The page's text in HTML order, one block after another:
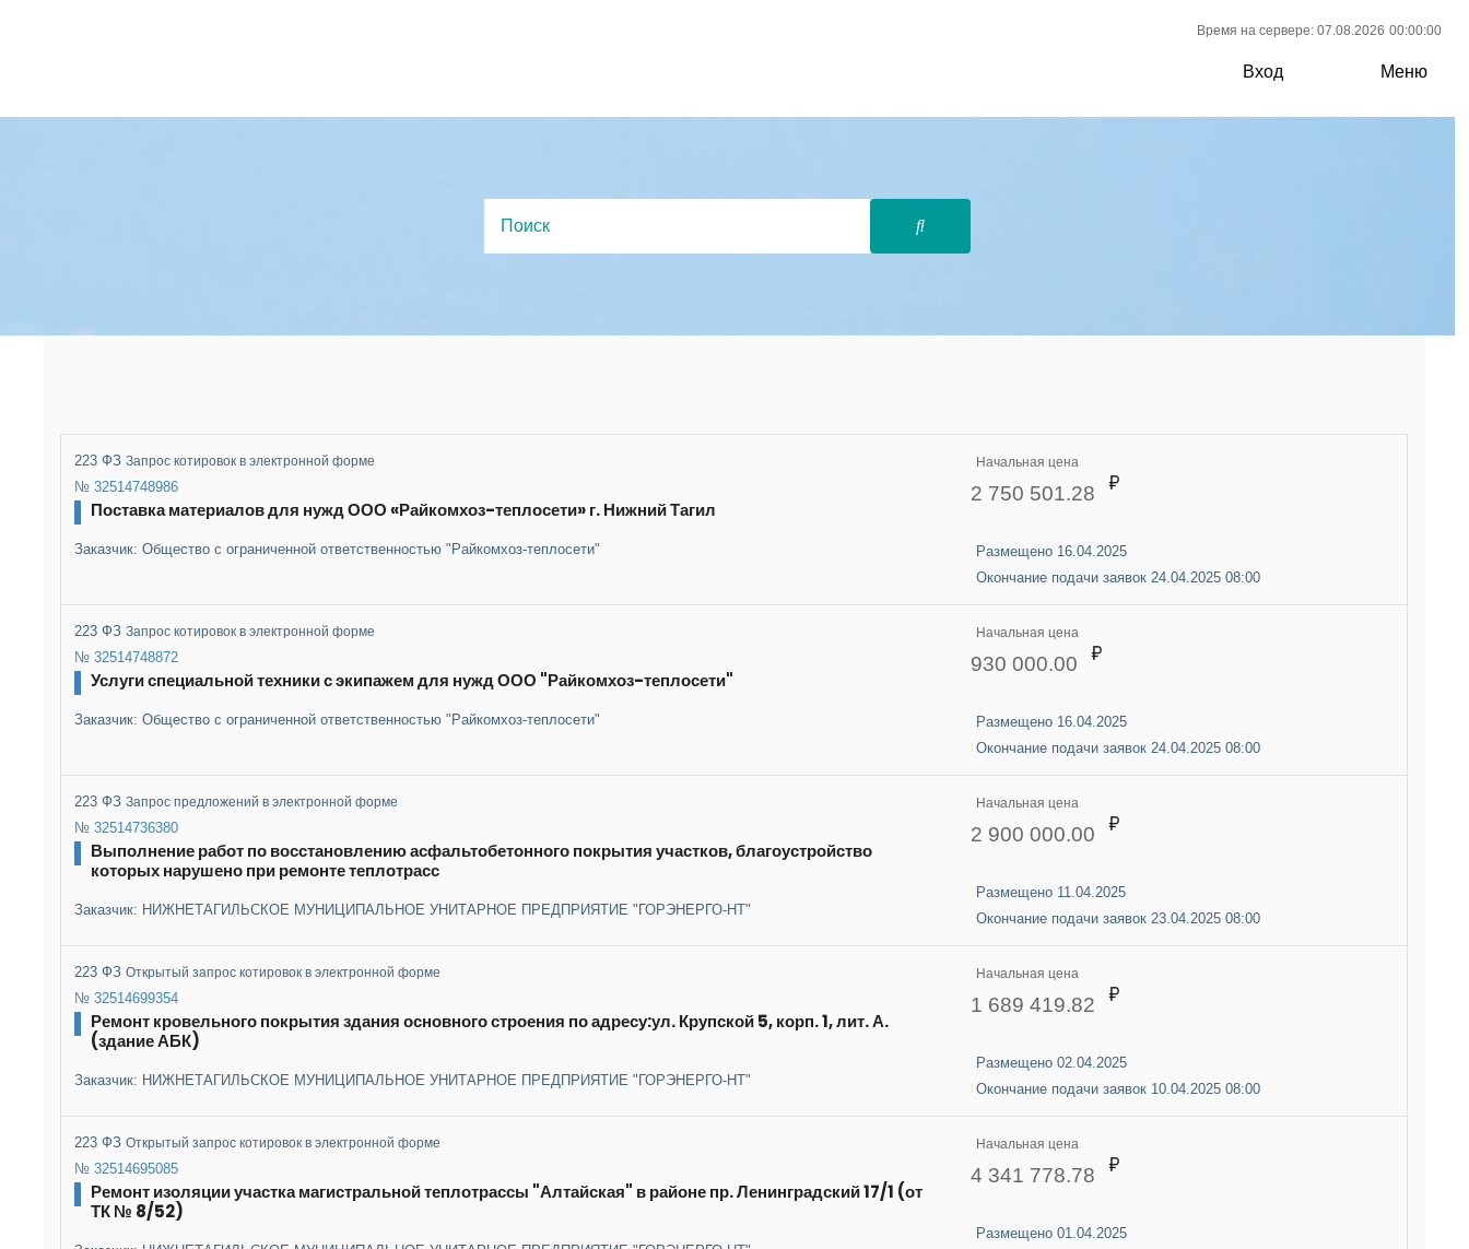
Время на сервере: 07.08.2026 00:00:00
Вход Меню
223 ФЗЗапрос котировок в электронной форме
№ 32514748986
Поставка материалов для нужд ООО «Райкомхоз-теплосети» г. Нижний Тагил
Заказчик: Общество с ограниченной ответственностью "Райкомхоз-теплосети"
Начальная цена
2 750 501.28
Размещено 16.04.2025
Окончание подачи заявок 24.04.2025 08:00
223 ФЗЗапрос котировок в электронной форме
№ 32514748872
Услуги специальной техники с экипажем для нужд ООО "Райкомхоз-теплосети"
Заказчик: Общество с ограниченной ответственностью "Райкомхоз-теплосети"
Начальная цена
930 000.00
Размещено 16.04.2025
Окончание подачи заявок 24.04.2025 08:00
223 ФЗЗапрос предложений в электронной форме
№ 32514736380
Выполнение работ по восстановлению асфальтобетонного покрытия участков, благоустройство
которых нарушено при ремонте теплотрасс
Заказчик: НИЖНЕТАГИЛЬСКОЕ МУНИЦИПАЛЬНОЕ УНИТАРНОЕ ПРЕДПРИЯТИЕ "ГОРЭНЕРГО-НТ"
Начальная цена
2 900 000.00
Размещено 11.04.2025
Окончание подачи заявок 23.04.2025 08:00
223 ФЗОткрытый запрос котировок в электронной форме
№ 32514699354
Ремонт кровельного покрытия здания основного строения по адресу:ул. Крупской 5, корп. 1, лит. А.
(здание АБК)
Заказчик: НИЖНЕТАГИЛЬСКОЕ МУНИЦИПАЛЬНОЕ УНИТАРНОЕ ПРЕДПРИЯТИЕ "ГОРЭНЕРГО-НТ"
Начальная цена
1 689 419.82
Размещено 02.04.2025
Окончание подачи заявок 10.04.2025 08:00
223 ФЗОткрытый запрос котировок в электронной форме
№ 32514695085
Ремонт изоляции участка магистральной теплотрассы "Алтайская" в районе пр. Ленинградский 17/1 (от
ТК № 8/52)
Начальная цена
4 341 778.78
Размещено 01.04.2025